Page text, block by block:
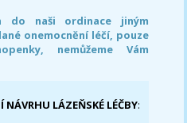
do naši ordinace jiným
onemocnění léčí, pouze
nemůžeme Vám
NÁVRHU LÁZEŇSKÉ LÉČBY: